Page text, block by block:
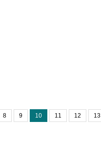
8 9 10 11 12 13